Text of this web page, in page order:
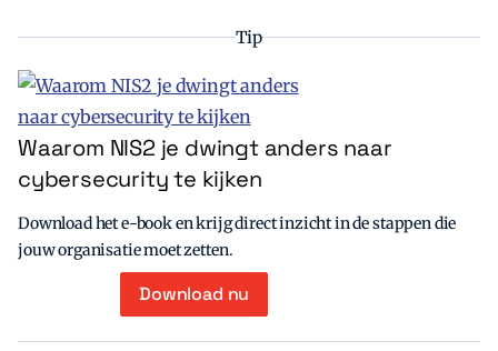
Tip
Waarom NIS2 je dwingt anders naar
cybersecurity te kijken
Download het e-book en krijg direct inzicht in de stappen die
jouw organisatie moet zetten.
Download nu